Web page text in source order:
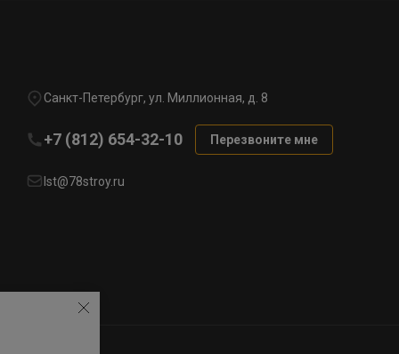
Санкт-Петербург, ул. Миллионная, д. 8
+7 (812) 654-32-10 Перезвоните мне
lst@78stroy.ru